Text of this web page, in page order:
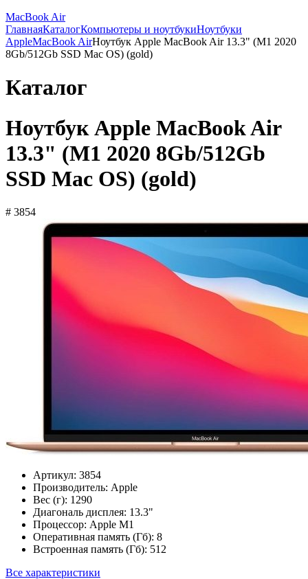
MacBook Air
ГлавнаяКаталогКомпьютеры и ноутбукиНоутбуки
AppleMacBook AirНоутбук Apple MacBook Air 13.3" (M1 2020
8Gb/512Gb SSD Mac OS) (gold)
Каталог
Ноутбук Apple MacBook Air
13.3" (M1 2020 8Gb/512Gb
SSD Mac OS) (gold)
# 3854
Артикул: 3854
Производитель: Apple
Вес (г): 1290
Диагональ дисплея: 13.3"
Процессор: Apple M1
Оперативная память (Гб): 8
Встроенная память (Гб): 512
Все характеристики